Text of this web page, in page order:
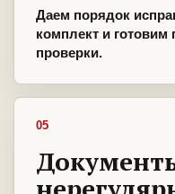
Даем порядок
комплект и
проверки.
05